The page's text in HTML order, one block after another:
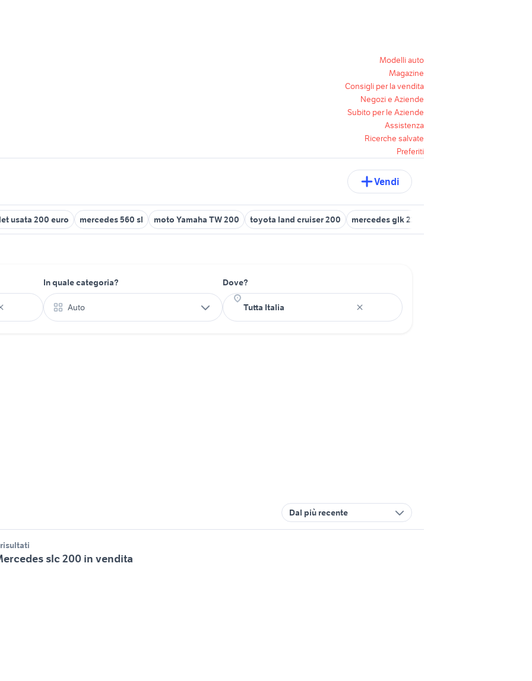
Modelli auto
Magazine
Consigli per la vendita
Negozi e Aziende
Subito per le Aziende
Assistenza
Ricerche salvate
Preferiti
Vendi
usata 200 euro mercedes 560 sl moto Yamaha TW 200 toyota land cruiser 200 mercedes glk 220
In quale categoria?
Auto
Dove?
Dal più recente
slc 200 in vendita